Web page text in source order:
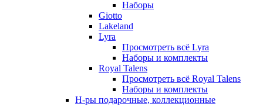
Наборы
Giotto
Lakeland
Lyra
Просмотреть всё Lyra
Наборы и комплекты
Royal Talens
Просмотреть всё Royal Talens
Наборы и комплекты
Н-ры подарочные, коллекционные